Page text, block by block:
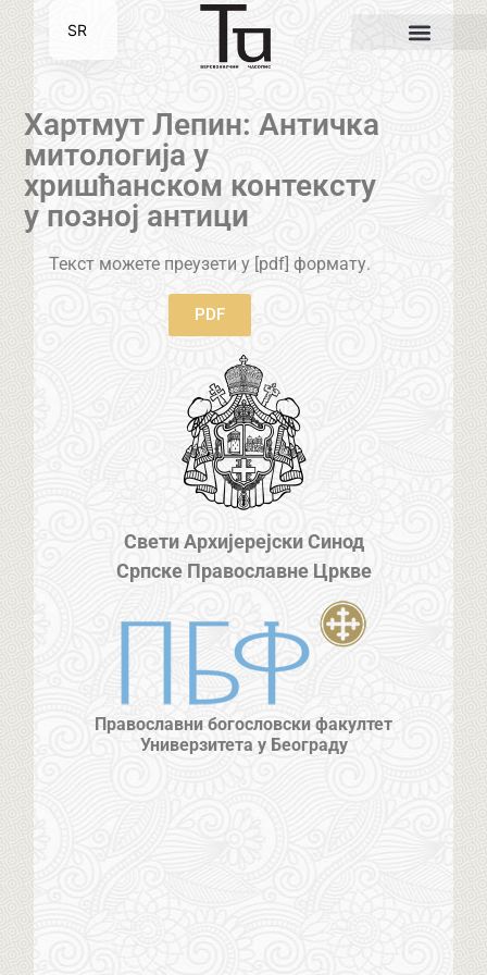
Хартмут Лепин: Античка
митологија у
хришћанском контексту
у позној антици
Текст можете преузети у [pdf] формату.
PDF
Свети Архијерејски Синод
Српске Православне Цркве
Православни богословски факултет
Универзитета у Београду
SR
EN